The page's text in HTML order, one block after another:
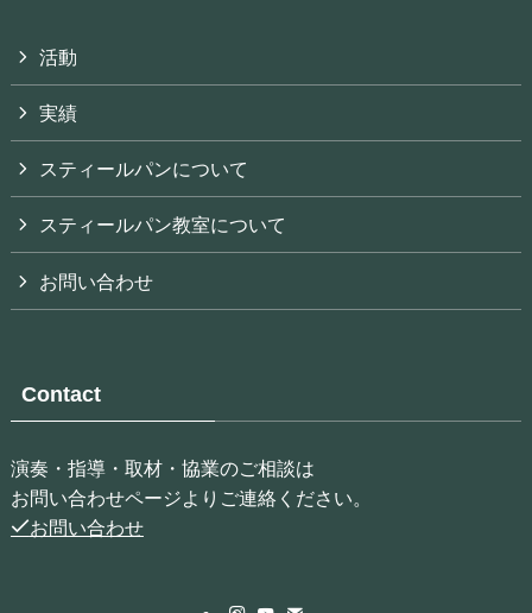
活動
実績
スティールパンについて
スティールパン教室について
お問い合わせ
Contact
演奏・指導・取材・協業のご相談は
お問い合わせページよりご連絡ください。
お問い合わせ